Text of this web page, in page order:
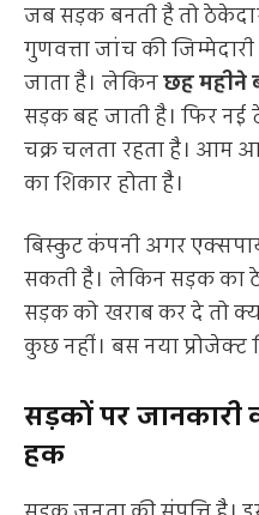
जब सड़क बनती है तो
गुणवत्ता जांच की
जाता है। लेकिनछह महीने
सड़क बह जाती है। फिर नई
चक्र चलता रहता है। आम
का शिकार होता है।
बिस्कुट कंपनी अगर
सकती है। लेकिन सड़क का
सड़क को खराब कर दे तो
कुछ नहीं। बस नया प्रोजेक्ट
सड़कों पर
हक